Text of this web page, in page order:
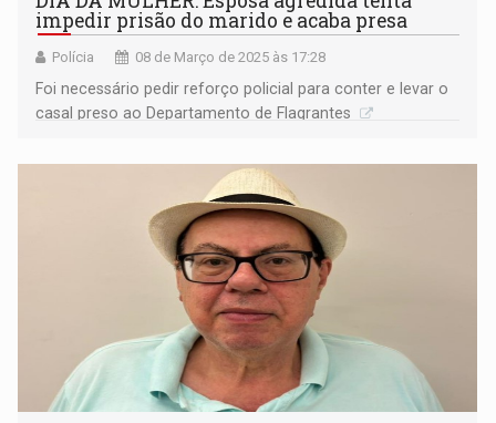
impedir prisão do marido e acaba presa
Polícia 08 de Março de 2025 às 17:28
Foi necessário pedir reforço policial para conter e levar o
casal preso ao Departamento de Flagrantes